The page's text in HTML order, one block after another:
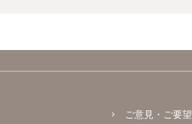
ご意見・ご要望